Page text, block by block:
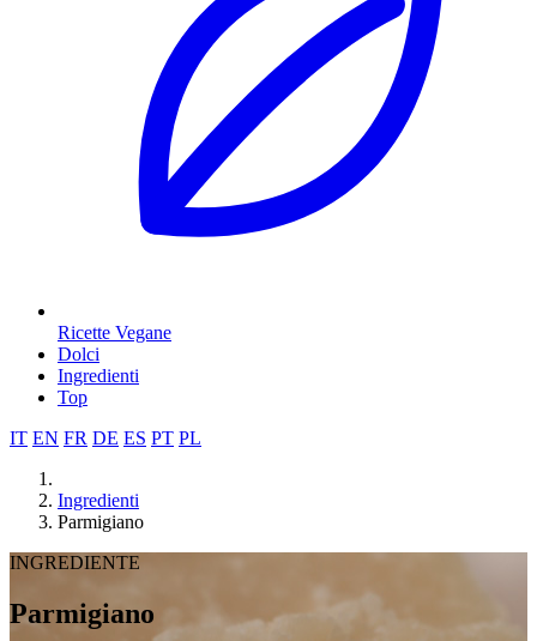
Ricette Vegane
Dolci
Ingredienti
Top
IT EN FR DE ES PT PL
Ingredienti
Parmigiano
INGREDIENTE
Parmigiano